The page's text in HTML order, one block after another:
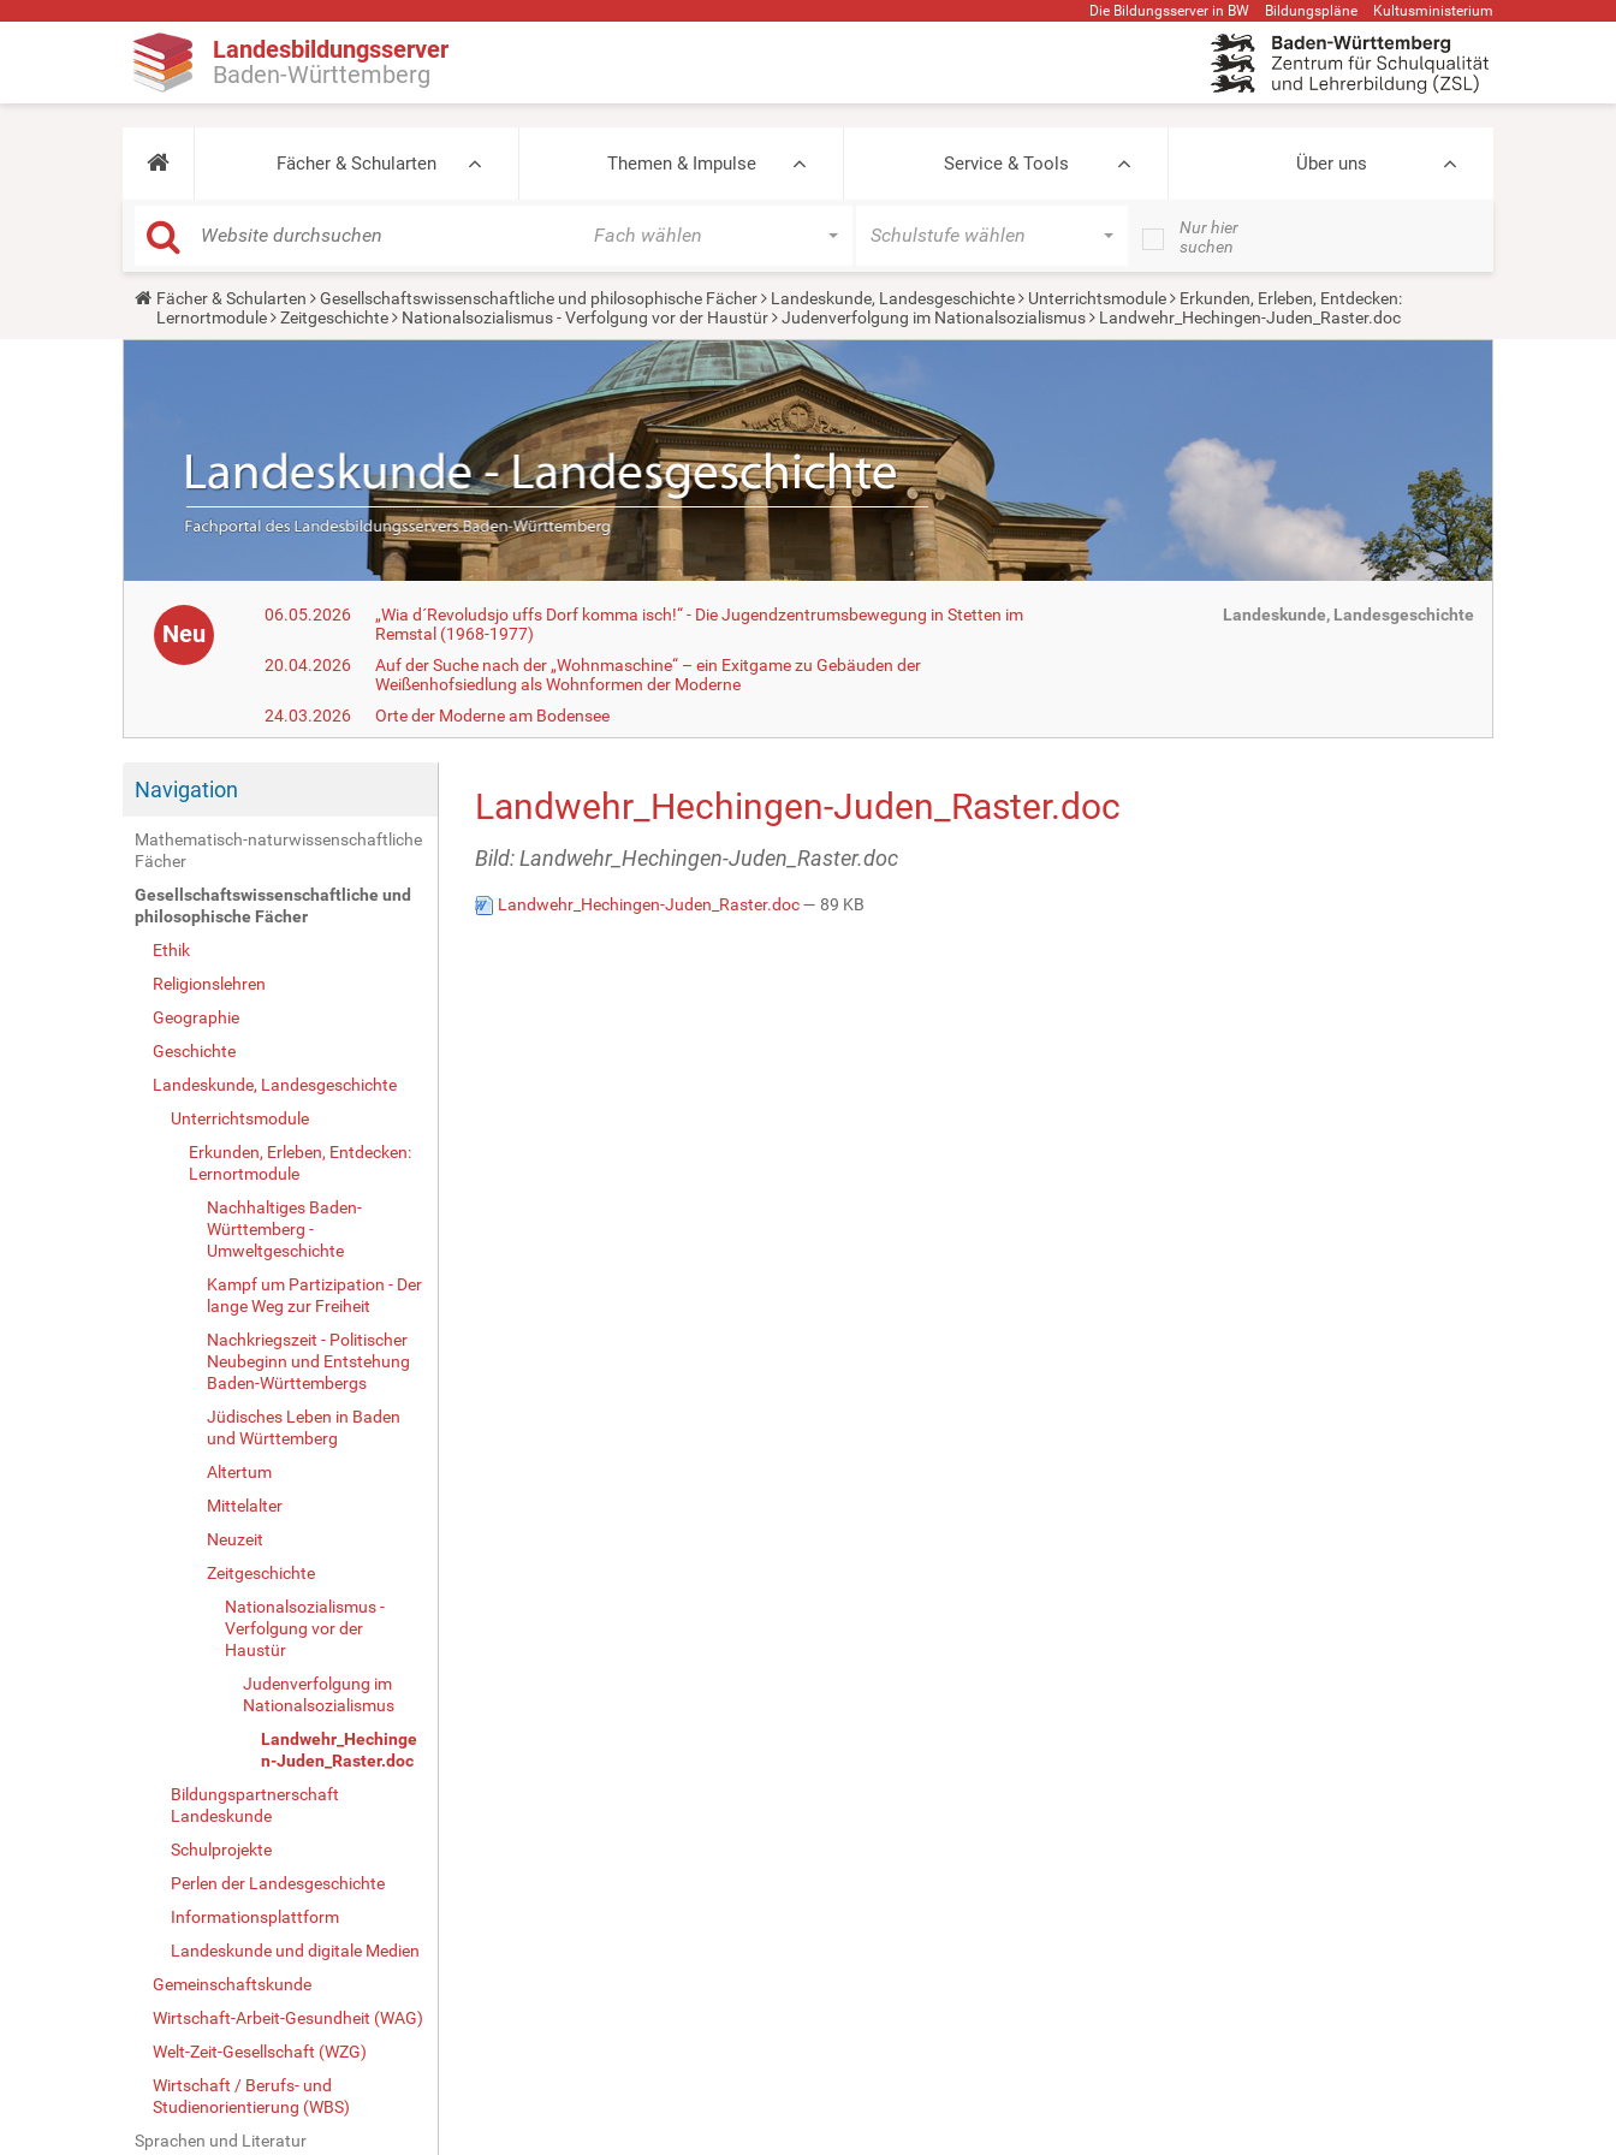
Die Bildungsserver in BW Bildungspläne Kultusministerium
Landesbildungsserver
Baden-Württemberg
Fächer & Schularten Themen & Impulse Service & Tools Über uns
Fach wählen Schulstufe wählen
Nur hier
suchen
Y
u
Fächer & Schularten Gesellschaftswissenschaftliche und philosophische Fächer Landeskunde, Landesgeschichte Unterrichtsmodule
Erkunden, Erleben, Entdecken:
Lernortmodule
Zeitgeschichte Nationalsozialismus - Verfolgung vor der Haustür Judenverfolgung im Nationalsozialismus Landwehr_Hechingen-Juden_Raster.doc
Neu
06.05.2026
„Wia d´Revoludsjo uffs Dorf komma isch!“ - Die Jugendzentrumsbewegung in Stetten im
Remstal (1968-1977)
20.04.2026
Auf der Suche nach der „Wohnmaschine“ – ein Exitgame zu Gebäuden der
Weißenhofsiedlung als Wohnformen der Moderne
24.03.2026
Orte der Moderne am Bodensee
Landeskunde, Landesgeschichte
Navigation
Mathematisch-naturwissenschaftliche
Fächer
Gesellschaftswissenschaftliche und
philosophische Fächer
Ethik
Religionslehren
Geographie
Geschichte
Landeskunde, Landesgeschichte
Unterrichtsmodule
Erkunden, Erleben, Entdecken:
Lernortmodule
Nachhaltiges Baden-
Württemberg -
Umweltgeschichte
Kampf um Partizipation - Der
lange Weg zur Freiheit
Nachkriegszeit - Politischer
Neubeginn und Entstehung
Baden-Württembergs
Jüdisches Leben in Baden
und Württemberg
Altertum
Mittelalter
Neuzeit
Zeitgeschichte
Nationalsozialismus -
Verfolgung vor der
Haustür
Judenverfolgung im
Nationalsozialismus
Landwehr_Hechinge
n-Juden_Raster.doc
Bildungspartnerschaft
Landeskunde
Schulprojekte
Perlen der Landesgeschichte
Informationsplattform
Landeskunde und digitale Medien
Gemeinschaftskunde
Wirtschaft-Arbeit-Gesundheit (WAG)
Welt-Zeit-Gesellschaft (WZG)
Wirtschaft / Berufs- und
Studienorientierung (WBS)
Sprachen und Literatur
Landwehr_Hechingen-Juden_Raster.doc
Bild: Landwehr_Hechingen-Juden_Raster.doc
Landwehr_Hechingen-Juden_Raster.doc— 89 KB